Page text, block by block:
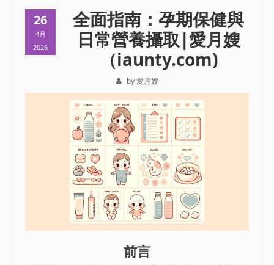
26
4月
2026
全面指南：孕期保健與
日常營養攝取|愛月嫂
（iaunty.com)
by 愛月嫂
前言